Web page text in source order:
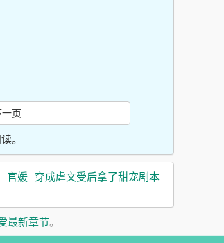
一页
。
官媛
穿成虐文受后拿了甜宠剧本
最新章节。